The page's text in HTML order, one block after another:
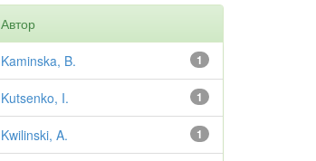
Автор
1
Kaminska, B.
1
Kutsenko, I.
1
Kwilinski, A.